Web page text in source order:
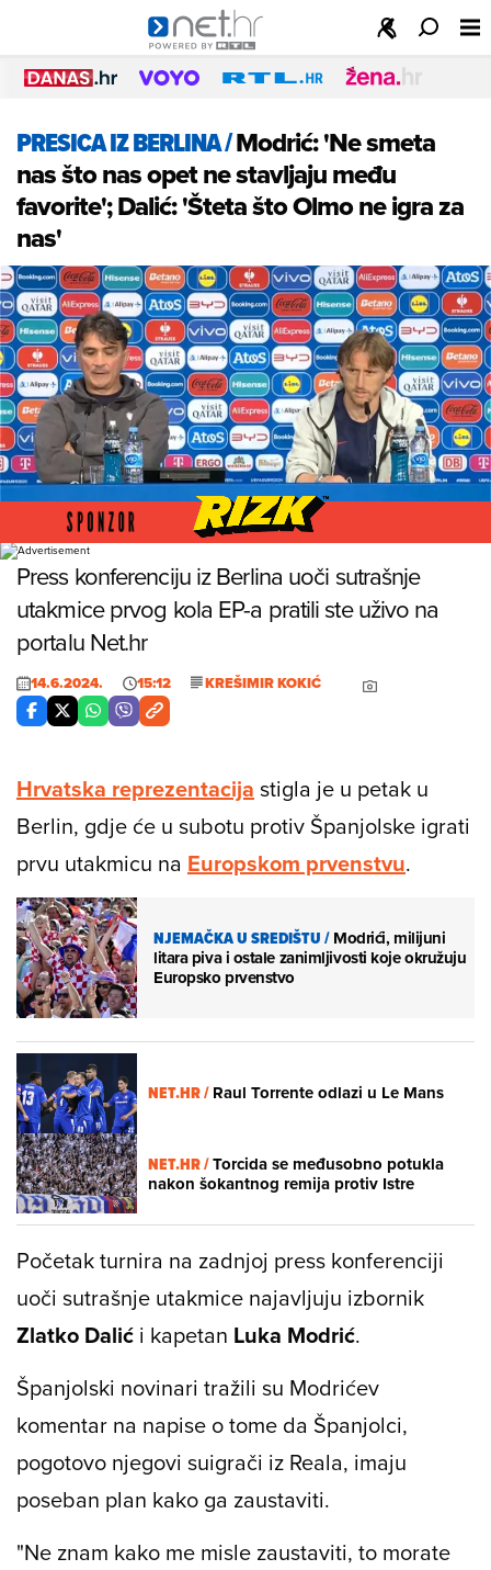
PRESICA IZ BERLINA/Modrić: 'Ne smeta
nas što nas opet ne stavljaju među
favorite'; Dalić: 'Šteta što Olmo ne igra za
nas'
Press konferenciju iz Berlina uoči sutrašnje
utakmice prvog kola EP-a pratili ste uživo na
portalu Net.hr
14.6.2024. 15:12 KREŠIMIR KOKIĆ
Hrvatska reprezentacija stigla je u petak u
Berlin, gdje će u subotu protiv Španjolske igrati
prvu utakmicu na Europskom prvenstvu.
NJEMAČKA U SREDIŠTU/Modrići, milijuni
litara piva i ostale zanimljivosti koje okružuju
Europsko prvenstvo
NET.HR /Raul Torrente odlazi u Le Mans
NET.HR /Torcida se međusobno potukla
nakon šokantnog remija protiv Istre
Početak turnira na zadnjoj press konferenciji
uoči sutrašnje utakmice najavljuju izbornik
Zlatko Dalić i kapetan Luka Modrić.
Španjolski novinari tražili su Modrićev
komentar na napise o tome da Španjolci,
pogotovo njegovi suigrači iz Reala, imaju
poseban plan kako ga zaustaviti.
"Ne znam kako me misle zaustaviti, to morate